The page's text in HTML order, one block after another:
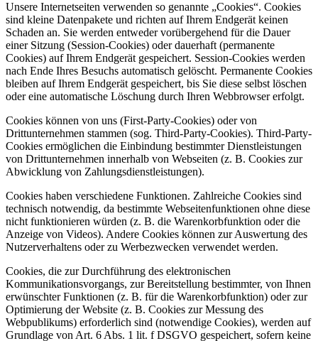
Unsere Internetseiten verwenden so genannte „Cookies“. Cookies
sind kleine Datenpakete und richten auf Ihrem Endgerät keinen
Schaden an. Sie werden entweder vorübergehend für die Dauer
einer Sitzung (Session-Cookies) oder dauerhaft (permanente
Cookies) auf Ihrem Endgerät gespeichert. Session-Cookies werden
nach Ende Ihres Besuchs automatisch gelöscht. Permanente Cookies
bleiben auf Ihrem Endgerät gespeichert, bis Sie diese selbst löschen
oder eine automatische Löschung durch Ihren Webbrowser erfolgt.
Cookies können von uns (First-Party-Cookies) oder von
Drittunternehmen stammen (sog. Third-Party-Cookies). Third-Party-
Cookies ermöglichen die Einbindung bestimmter Dienstleistungen
von Drittunternehmen innerhalb von Webseiten (z. B. Cookies zur
Abwicklung von Zahlungsdienstleistungen).
Cookies haben verschiedene Funktionen. Zahlreiche Cookies sind
technisch notwendig, da bestimmte Webseitenfunktionen ohne diese
nicht funktionieren würden (z. B. die Warenkorbfunktion oder die
Anzeige von Videos). Andere Cookies können zur Auswertung des
Nutzerverhaltens oder zu Werbezwecken verwendet werden.
Cookies, die zur Durchführung des elektronischen
Kommunikationsvorgangs, zur Bereitstellung bestimmter, von Ihnen
erwünschter Funktionen (z. B. für die Warenkorbfunktion) oder zur
Optimierung der Website (z. B. Cookies zur Messung des
Webpublikums) erforderlich sind (notwendige Cookies), werden auf
Grundlage von Art. 6 Abs. 1 lit. f DSGVO gespeichert, sofern keine